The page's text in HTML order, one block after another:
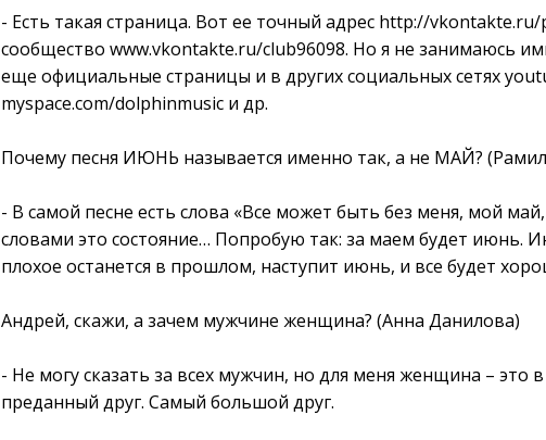
- Есть такая страница. Вот ее точный адрес http://
сообщество www.vkontakte.ru/club96098. Но я не занимаюсь
еще официальные страницы и в других социальных сетях
myspace.com/dolphinmusic и др.
Почему песня ИЮНЬ называется именно так, а не МАЙ?
- В самой песне есть слова «Все может быть без меня, мой
словами это состояние… Попробую так: за маем будет июнь.
плохое останется в прошлом, наступит июнь, и все будет
Андрей, скажи, а зачем мужчине женщина? (Анна Данилова)
- Не могу сказать за всех мужчин, но для меня женщина –
преданный друг. Самый большой друг.